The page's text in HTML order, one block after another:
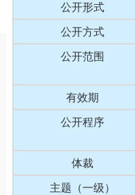
公开形式
公开方式
公开范围
有效期
公开程序
体裁
主题（一级）